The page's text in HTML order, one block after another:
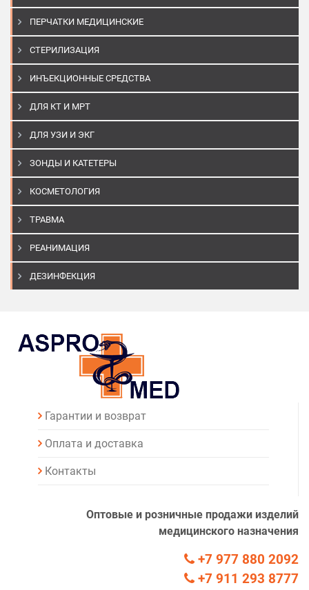
ПЕРЧАТКИ МЕДИЦИНСКИЕ
СТЕРИЛИЗАЦИЯ
ИНЪЕКЦИОННЫЕ СРЕДСТВА
ДЛЯ КТ И МРТ
ДЛЯ УЗИ И ЭКГ
ЗОНДЫ И КАТЕТЕРЫ
КОСМЕТОЛОГИЯ
ТРАВМА
РЕАНИМАЦИЯ
ДЕЗИНФЕКЦИЯ
Гарантии и возврат
Оплата и доставка
Контакты
Оптовые и розничные продажи изделий
медицинского назначения
+7 977 880 2092
+7 911 293 8777